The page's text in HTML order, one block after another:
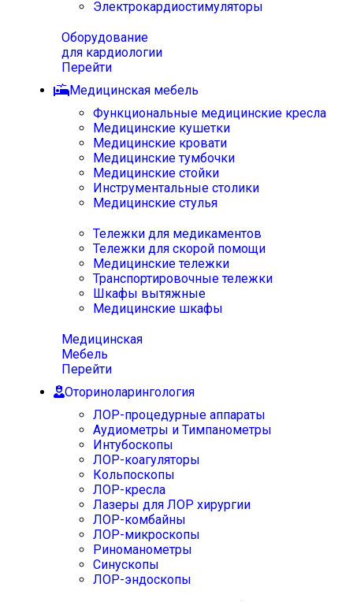
Электрокардиостимуляторы
Оборудование
для кардиологии
Перейти
Медицинская мебель
Функциональные медицинские кресла
Медицинские кушетки
Медицинские кровати
Медицинские тумбочки
Медицинские стойки
Инструментальные столики
Медицинские стулья
Тележки для медикаментов
Тележки для скорой помощи
Медицинские тележки
Транспортировочные тележки
Шкафы вытяжные
Медицинские шкафы
Медицинская
Мебель
Перейти
Оториноларингология
ЛОР-процедурные аппараты
Аудиометры и Тимпанометры
Интубоскопы
ЛОР-коагуляторы
Кольпоскопы
ЛОР-кресла
Лазеры для ЛОР хирургии
ЛОР-комбайны
ЛОР-микроскопы
Риноманометры
Синускопы
ЛОР-эндоскопы